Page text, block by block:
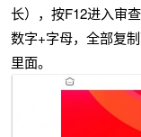
长），按F12进入审
数字+字母，全部复
里面。